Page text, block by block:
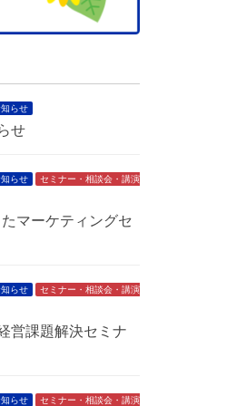
らせ
せ
らせ
セミナー・相談会・講演
マーケティングセ
らせ
セミナー・相談会・講演
営課題解決セミナ
らせ
セミナー・相談会・講演